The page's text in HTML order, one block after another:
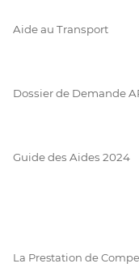
Aide au Transport
Dossier de Demande
Guide des Aides 2024
La Prestation de